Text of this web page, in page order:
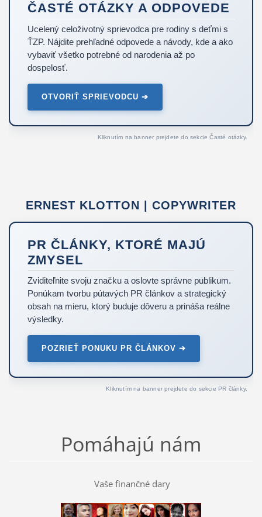
ČASTÉ OTÁZKY A ODPOVEDE
Ucelený celoživotný sprievodca pre rodiny s deťmi s
ŤZP. Nájdite prehľadné odpovede a návody, kde a ako
vybaviť všetko potrebné od narodenia až po
dospelosť.
OTVORIŤ SPRIEVODCU ➔
Kliknutím na banner prejdete do sekcie Časté otázky.
ERNEST KLOTTON | COPYWRITER
PR ČLÁNKY, KTORÉ MAJÚ
ZMYSEL
Zviditeľnite svoju značku a oslovte správne publikum.
Ponúkam tvorbu pútavých PR článkov a strategický
obsah na mieru, ktorý buduje dôveru a prináša reálne
výsledky.
POZRIEŤ PONUKU PR ČLÁNKOV ➔
Kliknutím na banner prejdete do sekcie PR články.
Pomáhajú nám
Vaše finančné dary